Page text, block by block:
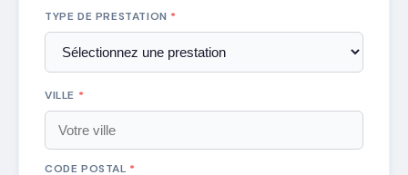
TYPE DE PRESTATION *
VILLE *
CODE POSTAL *